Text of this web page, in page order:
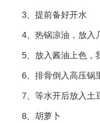
3、提前备好开水
4、热锅凉油，放入
5、放入酱油上色，
6、排骨倒入高压锅
7、等水开后放入土
8、胡萝卜